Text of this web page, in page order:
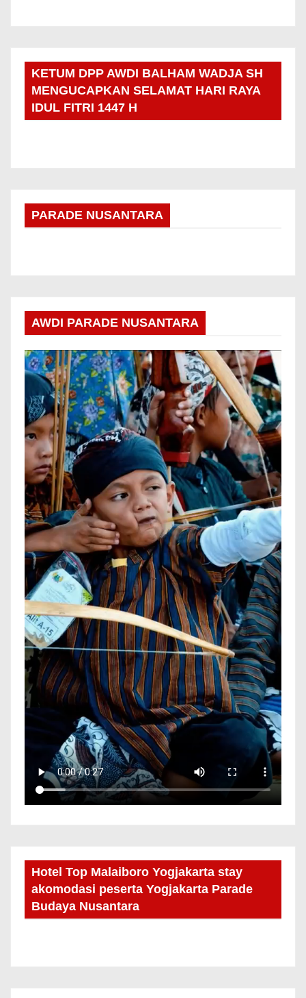
KETUM DPP AWDI BALHAM WADJA SH
MENGUCAPKAN SELAMAT HARI RAYA
IDUL FITRI 1447 H
PARADE NUSANTARA
AWDI PARADE NUSANTARA
Hotel Top Malaiboro Yogjakarta stay
akomodasi peserta Yogjakarta Parade
Budaya Nusantara